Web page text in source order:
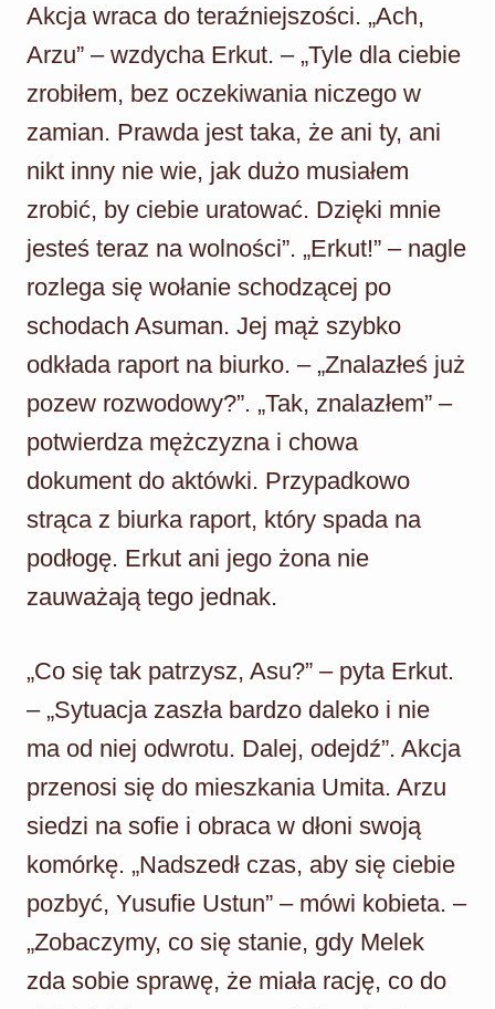
Akcja wraca do teraźniejszości. „Ach,
Arzu” – wzdycha Erkut. – „Tyle dla ciebie
zrobiłem, bez oczekiwania niczego w
zamian. Prawda jest taka, że ani ty, ani
nikt inny nie wie, jak dużo musiałem
zrobić, by ciebie uratować. Dzięki mnie
jesteś teraz na wolności”. „Erkut!” – nagle
rozlega się wołanie schodzącej po
schodach Asuman. Jej mąż szybko
odkłada raport na biurko. – „Znalazłeś już
pozew rozwodowy?”. „Tak, znalazłem” –
potwierdza mężczyzna i chowa
dokument do aktówki. Przypadkowo
strąca z biurka raport, który spada na
podłogę. Erkut ani jego żona nie
zauważają tego jednak.
„Co się tak patrzysz, Asu?” – pyta Erkut.
– „Sytuacja zaszła bardzo daleko i nie
ma od niej odwrotu. Dalej, odejdź”. Akcja
przenosi się do mieszkania Umita. Arzu
siedzi na sofie i obraca w dłoni swoją
komórkę. „Nadszedł czas, aby się ciebie
pozbyć, Yusufie Ustun” – mówi kobieta. –
„Zobaczymy, co się stanie, gdy Melek
zda sobie sprawę, że miała rację, co do